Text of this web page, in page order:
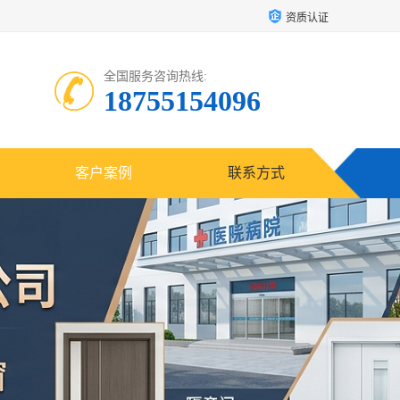
资质认证
全国服务咨询热线:
18755154096
客户案例 联系方式